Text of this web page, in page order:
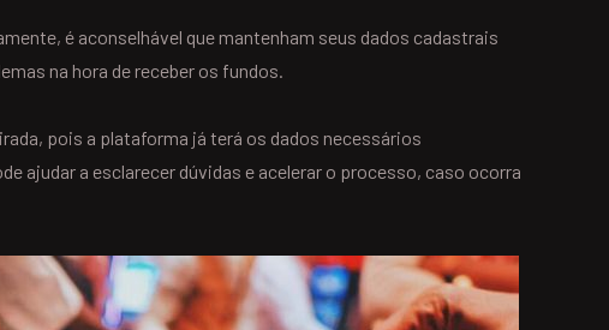
é aconselhável que mantenham seus dados cadastrais
na hora de receber os fundos.
pois a plataforma já terá os dados necessários
ajudar a esclarecer dúvidas e acelerar o processo, caso ocorra